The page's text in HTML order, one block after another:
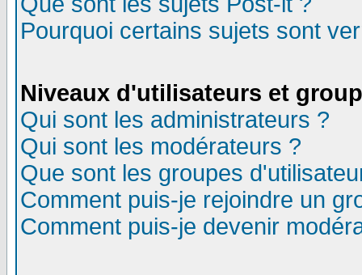
Pourquoi certains sujets sont
Niveaux d'utilisateurs et
Qui sont les administrateurs ?
Qui sont les modérateurs ?
Que sont les groupes
Comment puis-je rejoindre un
Comment puis-je devenir